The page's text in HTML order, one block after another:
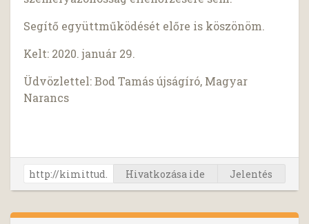
Segítő együttműködését előre is köszönöm.
Kelt: 2020. január 29.
Üdvözlettel: Bod Tamás újságíró, Magyar
Narancs
Hivatkozása ide Jelentés